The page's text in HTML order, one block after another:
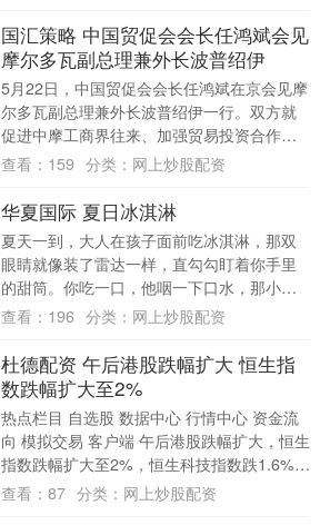
国汇策略 中国贸促会会长任鸿斌会见
摩尔多瓦副总理兼外长波普绍伊
5月22日，中国贸促会会长任鸿斌在京会见摩
尔多瓦副总理兼外长波普绍伊一行。双方就
促进中摩工商界往来、加强贸易投资合作等
议题交换意见。来自农食品、可再生能源、
查看： 159 分类： 网上炒股配资
华夏国际 夏日冰淇淋
夏天一到，大人在孩子面前吃冰淇淋，那双
眼睛就像装了雷达一样，直勾勾盯着你手里
的甜筒。你吃一口，他咽一下口水，那小模
样真的让人不忍心。很多家长都会纠结：到
查看： 196 分类： 网上炒股配资
杜德配资 午后港股跌幅扩大 恒生指
数跌幅扩大至2%
热点栏目 自选股 数据中心 行情中心 资金流
向 模拟交易 客户端 午后港股跌幅扩大，恒生
指数跌幅扩大至2%，恒生科技指数跌1.6%，
紫金矿业、中国人寿跌超5%。....
查看： 87 分类： 网上炒股配资